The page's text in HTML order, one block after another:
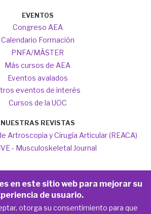
EVENTOS
Congreso AEA
Calendario Formación
PNFA/MÁSTER
Más cursos de AEA
Eventos avalados
eventos de interés
Cursos de la UOC
NUESTRAS REVISTAS
Artroscopia y Cirugía Articular (REACA)
- Musculoskeletal Journal
AEA 2020-2026
en este sitio web para mejorar su
de usuario.
otorga su consentimiento para que